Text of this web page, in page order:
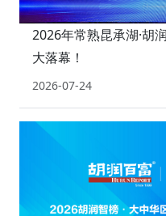
2026年常熟昆承湖·胡
大落幕！
2026-07-24